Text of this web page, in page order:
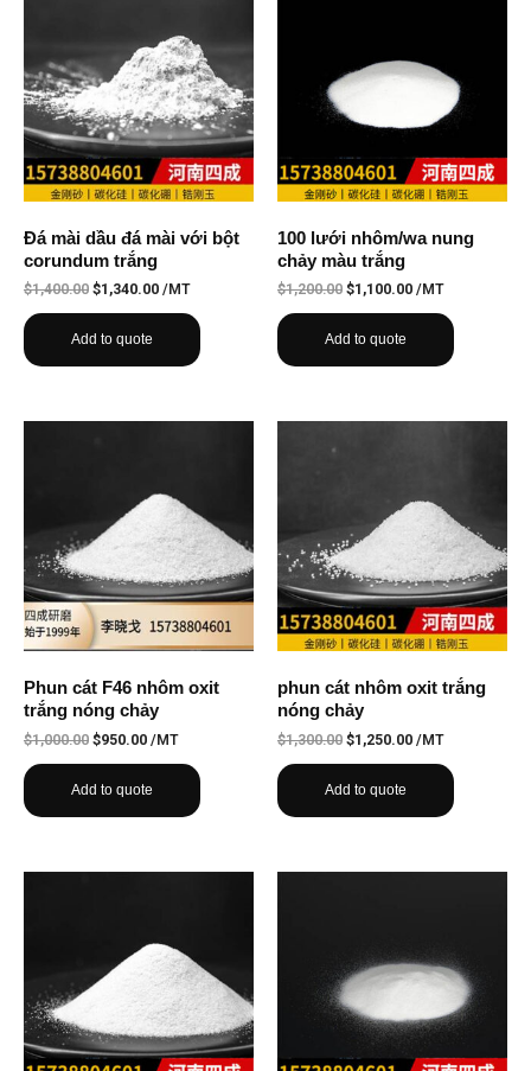
Đá mài dầu đá mài với bột
corundum trắng
$1,400.00 $1,340.00 /MT
Add to quote
100 lưới nhôm/wa nung
chảy màu trắng
$1,200.00 $1,100.00 /MT
Add to quote
Phun cát F46 nhôm oxit
trắng nóng chảy
$1,000.00 $950.00 /MT
Add to quote
phun cát nhôm oxit trắng
nóng chảy
$1,300.00 $1,250.00 /MT
Add to quote